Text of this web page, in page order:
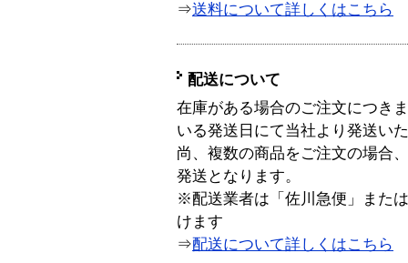
⇒送料について詳しくはこちら
配送について
在庫がある場合のご注文につき
いる発送日にて当社より発送い
尚、複数の商品をご注文の場合
発送となります。
※配送業者は「佐川急便」また
けます
⇒配送について詳しくはこちら